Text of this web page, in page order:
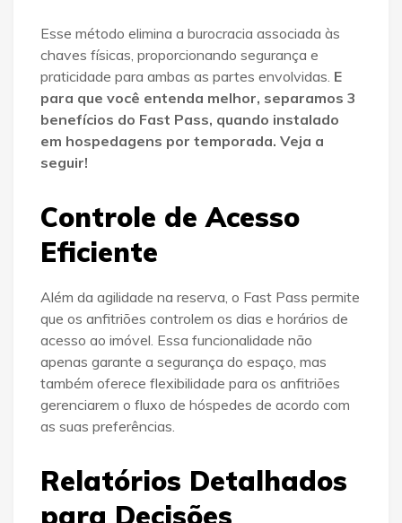
Esse método elimina a burocracia associada às
chaves físicas, proporcionando segurança e
praticidade para ambas as partes envolvidas. E
para que você entenda melhor, separamos 3
benefícios do Fast Pass, quando instalado
em hospedagens por temporada. Veja a
seguir!
Controle de Acesso
Eficiente
Além da agilidade na reserva, o Fast Pass permite
que os anfitriões controlem os dias e horários de
acesso ao imóvel. Essa funcionalidade não
apenas garante a segurança do espaço, mas
também oferece flexibilidade para os anfitriões
gerenciarem o fluxo de hóspedes de acordo com
as suas preferências.
Relatórios Detalhados
para Decisões